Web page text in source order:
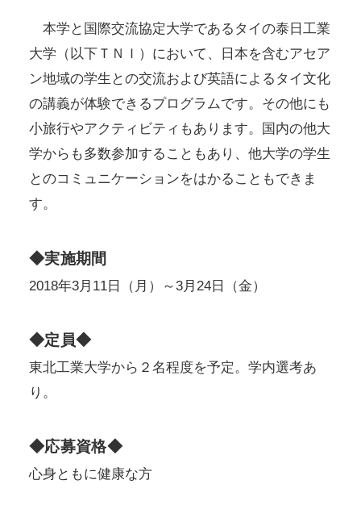
本学と国際交流協定大学であるタイの泰日工業
大学（以下ＴＮＩ）において、日本を含むアセア
ン地域の学生との交流および英語によるタイ文化
の講義が体験できるプログラムです。その他にも
小旅行やアクティビティもあります。国内の他大
学からも多数参加することもあり、他大学の学生
とのコミュニケーションをはかることもできま
す。
◆実施期間
2018年3月11日（月）～3月24日（金）
◆定員◆
東北工業大学から２名程度を予定。学内選考あ
り。
◆応募資格◆
心身ともに健康な方